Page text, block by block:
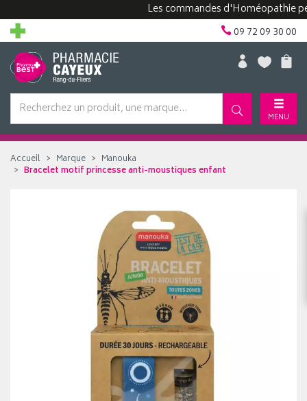
Les commandes d'Homéopathie
09 72 09 30 00
MENU
Accueil Marque
Manouka
Bracelet motif princesse anti-moustiques enfant